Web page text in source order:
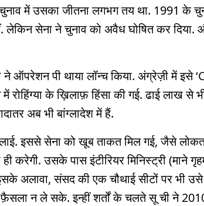
में उसका जीतना लगभग तय था. 1991 के
लेकिन सेना ने चुनाव को अवैध घोषित कर
ने ऑपरेशन पी थाया लॉन्च किया. अंग्रेज़ी में
के ख़िलाफ़ हिंसा की गई. ढाई लाख से
अब भी बांग्लादेश में हैं.
इससे सेना को खूब ताकत मिल गई, जैसे
ही करेगी. उसके पास इंटीरियर मिनिस्ट्री (माने
इसके अलावा, संसद की एक चौथाई सीटों पर भी
न ले सके. इन्हीं शर्तों के चलते सू ची ने